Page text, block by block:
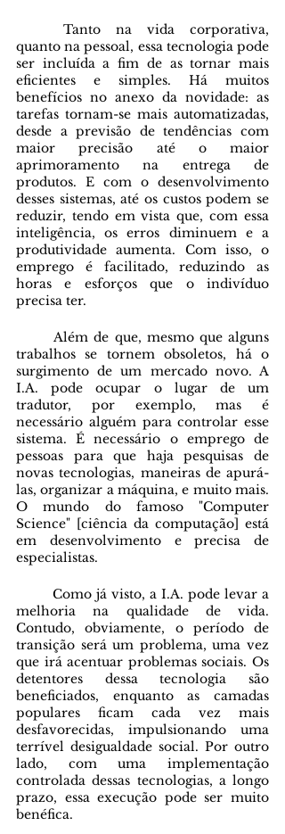
quanto na pessoal, essa tecnologia pode
ser incluída a fim de as tornar mais
eficientes e simples. Há muitos
benefícios no anexo da novidade: as
tarefas tornam-se mais automatizadas,
desde a previsão de tendências com
maior precisão até o maior
aprimoramento na entrega de
produtos. E com o desenvolvimento
desses sistemas, até os custos podem se
reduzir, tendo em vista que, com essa
inteligência, os erros diminuem e a
produtividade aumenta. Com isso, o
emprego é facilitado, reduzindo as
horas e esforços que o indivíduo
precisa ter.
	Além de que, mesmo que alguns
trabalhos se tornem obsoletos, há o
surgimento de um mercado novo. A
I.A. pode ocupar o lugar de um
tradutor, por exemplo, mas é
necessário alguém para controlar esse
sistema. É necessário o emprego de
pessoas para que haja pesquisas de
novas tecnologias, maneiras de apurá-
las, organizar a máquina, e muito mais.
O mundo do famoso "Computer
Science" [ciência da computação] está
em desenvolvimento e precisa de
especialistas.
melhoria na qualidade de vida.
Contudo, obviamente, o período de
transição será um problema, uma vez
que irá acentuar problemas sociais. Os
detentores dessa tecnologia são
beneficiados, enquanto as camadas
populares ficam cada vez mais
desfavorecidas, impulsionando uma
terrível desigualdade social. Por outro
lado, com uma implementação
controlada dessas tecnologias, a longo
prazo, essa execução pode ser muito
benéfica.